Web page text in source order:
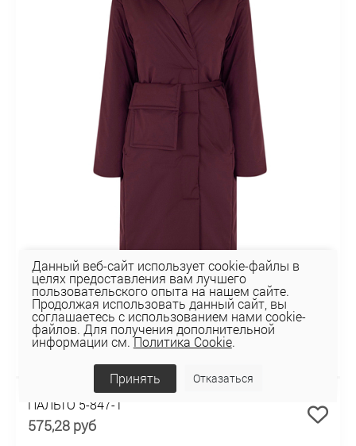
ПАЛЬТО 5-847-1
575,28 руб
Данный веб-сайт использует cookie-файлы в
целях предоставления вам лучшего
пользовательского опыта на нашем сайте.
Продолжая использовать данный сайт, вы
соглашаетесь с использованием нами cookie-
файлов. Для получения дополнительной
информации см.Политика Cookie.
Принять Отказаться